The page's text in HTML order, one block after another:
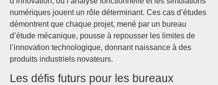
numériques jouent un rôle déterminant. Ces cas d’études
démontrent que chaque projet, mené par un bureau
d’étude mécanique, pousse à repousser les limites de
l’innovation technologique, donnant naissance à des
produits industriels novateurs.
Les défis futurs pour les bureaux